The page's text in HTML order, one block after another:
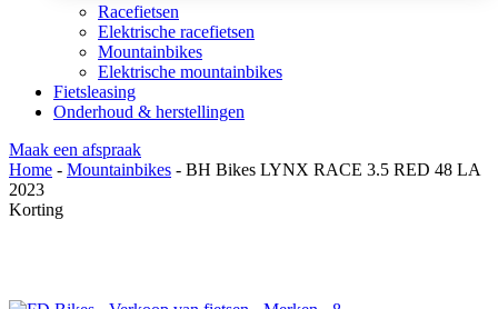
Racefietsen
Elektrische racefietsen
Mountainbikes
Elektrische mountainbikes
Fietsleasing
Onderhoud & herstellingen
Maak een afspraak
Home - Mountainbikes - BH Bikes LYNX RACE 3.5 RED 48 LA
2023
Korting